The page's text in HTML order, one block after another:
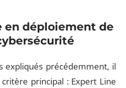
en déploiement de
expliqués précédemment, il
principal : Expert Line